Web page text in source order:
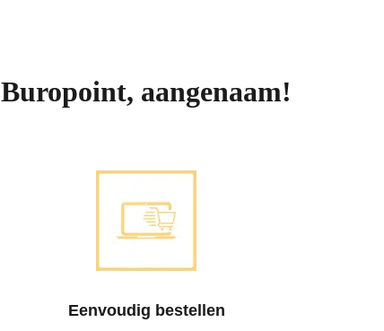
Buropoint, aangenaam!
Eenvoudig bestellen